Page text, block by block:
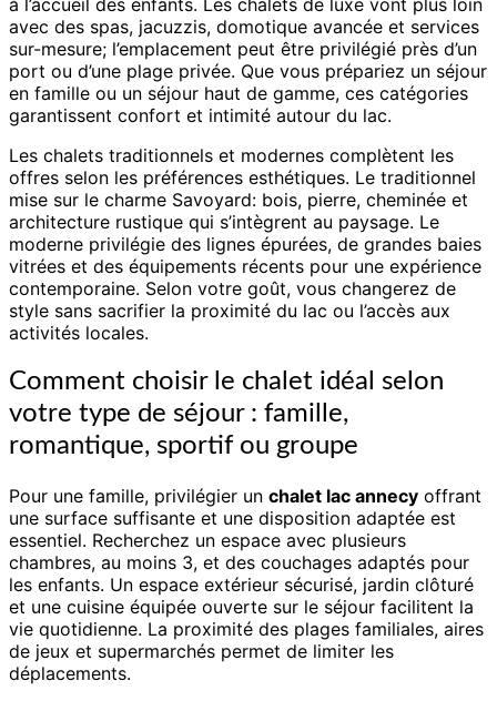
à l’accueil des enfants. Les chalets de luxe vont plus loin
avec des spas, jacuzzis, domotique avancée et services
sur-mesure; l’emplacement peut être privilégié près d’un
port ou d’une plage privée. Que vous prépariez un séjour
en famille ou un séjour haut de gamme, ces catégories
garantissent confort et intimité autour du lac.
Les chalets traditionnels et modernes complètent les
offres selon les préférences esthétiques. Le traditionnel
mise sur le charme Savoyard: bois, pierre, cheminée et
architecture rustique qui s’intègrent au paysage. Le
moderne privilégie des lignes épurées, de grandes baies
vitrées et des équipements récents pour une expérience
contemporaine. Selon votre goût, vous changerez de
style sans sacrifier la proximité du lac ou l’accès aux
activités locales.
Comment choisir le chalet idéal selon
votre type de séjour : famille,
romantique, sportif ou groupe
Pour une famille, privilégier un chalet lac annecy offrant
une surface suffisante et une disposition adaptée est
essentiel. Recherchez un espace avec plusieurs
chambres, au moins 3, et des couchages adaptés pour
les enfants. Un espace extérieur sécurisé, jardin clôturé
et une cuisine équipée ouverte sur le séjour facilitent la
vie quotidienne. La proximité des plages familiales, aires
de jeux et supermarchés permet de limiter les
déplacements.